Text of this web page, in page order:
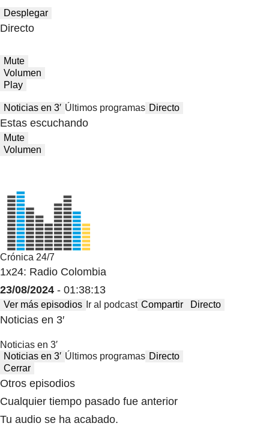
Desplegar
Directo
Mute
Volumen
Play
Noticias en 3′ Últimos programas Directo
Estas escuchando
Mute
Volumen
Crónica 24/7
1x24: Radio Colombia
23/08/2024 - 01:38:13
Ver más episodios Ir al podcast Compartir Directo
Noticias en 3′
Noticias en 3′
Noticias en 3′ Últimos programas Directo
Cerrar
Otros episodios
Cualquier tiempo pasado fue anterior
Tu audio se ha acabado.